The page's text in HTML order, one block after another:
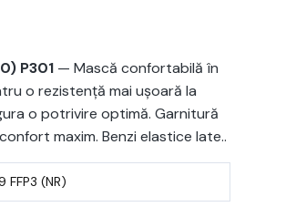
P301 — Mască confortabilă în
o rezistență mai ușoară la
o potrivire optimă. Garnitură
maxim. Benzi elastice late..
FFP3 (NR)